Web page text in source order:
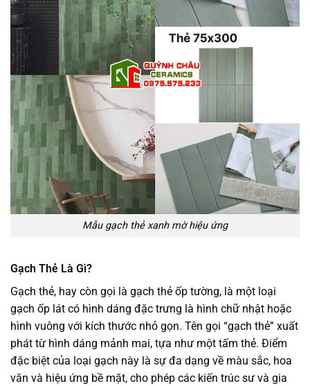
Mẫu gạch thẻ xanh mờ hiệu ứng
Gạch Thẻ Là Gì?
Gạch thẻ, hay còn gọi là gạch thẻ ốp tường, là một loại
gạch ốp lát có hình dáng đặc trưng là hình chữ nhật hoặc
hình vuông với kích thước nhỏ gọn. Tên gọi “gạch thẻ” xuất
phát từ hình dáng mảnh mai, tựa như một tấm thẻ. Điểm
đặc biệt của loại gạch này là sự đa dạng về màu sắc, hoa
văn và hiệu ứng bề mặt, cho phép các kiến trúc sư và gia